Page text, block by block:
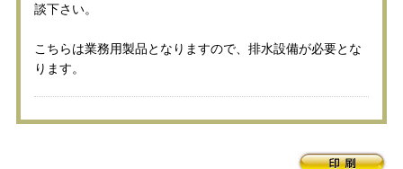
談下さい。
こちらは業務用製品となりますので、排水設備が必要とな
ります。